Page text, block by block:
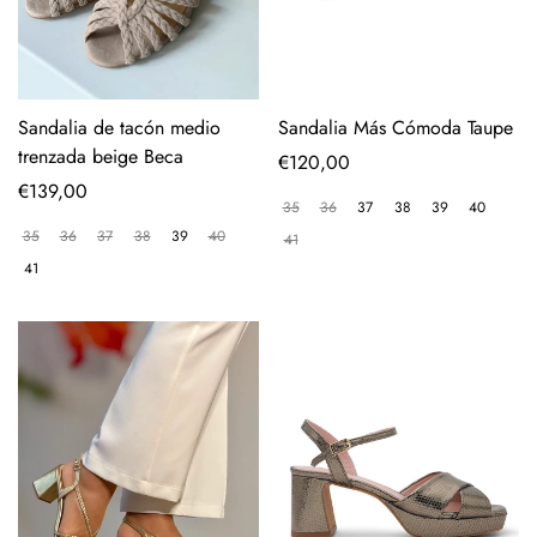
Sandalia de tacón medio
trenzada beige Beca
Precio
€139,00
35 36 37 38 39
40
41
Sandalia Más Cómoda Taupe
Precio
€120,00
35 36 37 38 39
40
41